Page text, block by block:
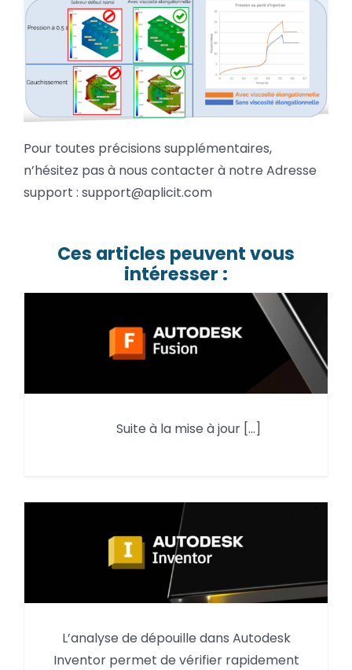
Pour toutes précisions supplémentaires,
n’hésitez pas à nous contacter à notre Adresse
support : support@aplicit.com
Ces articles peuvent vous
intéresser :
Nouveauté Avril en FAO :
Suite à la mise à jour [...]
L’ analyse de dépouille dans
L’analyse de dépouille dans Autodesk
Inventor permet de vérifier rapidement